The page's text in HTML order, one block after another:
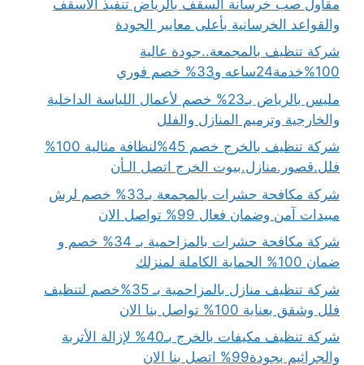
مقاول صب خرسانة السقف بالرياض تنفيذ الأسقف
والقواعد الخرسانية بأعلى معايير الجودة
شركة تنظيف بالمجمعة..جودة عالية
100%خدمة24ساعه و33% خصم فوري
مليس بالرياض بـ23% خصم لأعمال اللياسة الداخلية
والخارجية وترميم المنازل والفلل
شركة تنظيف بالخرج خصم 45%لنظافة مثالية 100%
فلل.قصور.منازل.بيوت الخرج اتصل الـأن
شركة مكافحة حشرات بالمجمعة بـ33% خصم لرش
مبيدات آمن وضمان فعال 99% تواصل الان
شركة مكافحة حشرات بالمزاحمية بـ 34% خصم و
ضمان 100% الحماية الكاملة لمنزلك
شركة تنظيف منازل بالمزاحمية بـ 35%خصم لتنظيف
فلل وشقق بعناية 100% تواصل بنا الان
شركة تنظيف مكيفات بالخرج بـ40% لإزالة الأتربة
والجراثيم بجودة99% اتصل بنا الان